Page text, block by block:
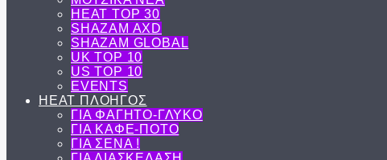
HEAT TOP 30
SHAZAM AXD
SHAZAM GLOBAL
UK TOP 10
US TOP 10
EVENTS
ΗΕΑΤ ΠΛΟΗΓΟΣ
ΓΙΑ ΦΑΓΗΤΟ-ΓΛΥΚΟ
ΓΙΑ ΚΑΦΕ-ΠΟΤΟ
ΓΙΑ ΣΕΝΑ !